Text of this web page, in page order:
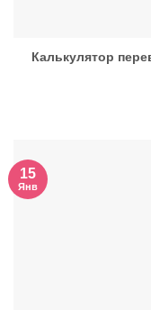
Калькулятор
15
Янв